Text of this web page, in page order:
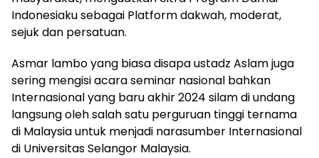
Indonesiaku sebagai Platform dakwah, moderat,
sejuk dan persatuan.
Asmar lambo yang biasa disapa ustadz Aslam juga
sering mengisi acara seminar nasional bahkan
Internasional yang baru akhir 2024 silam di undang
langsung oleh salah satu perguruan tinggi ternama
di Malaysia untuk menjadi narasumber Internasional
di Universitas Selangor Malaysia.